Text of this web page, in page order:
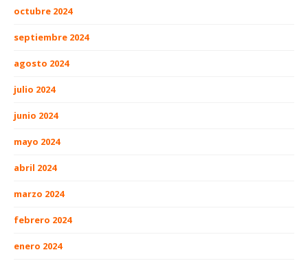
octubre 2024
septiembre 2024
agosto 2024
julio 2024
junio 2024
mayo 2024
abril 2024
marzo 2024
febrero 2024
enero 2024